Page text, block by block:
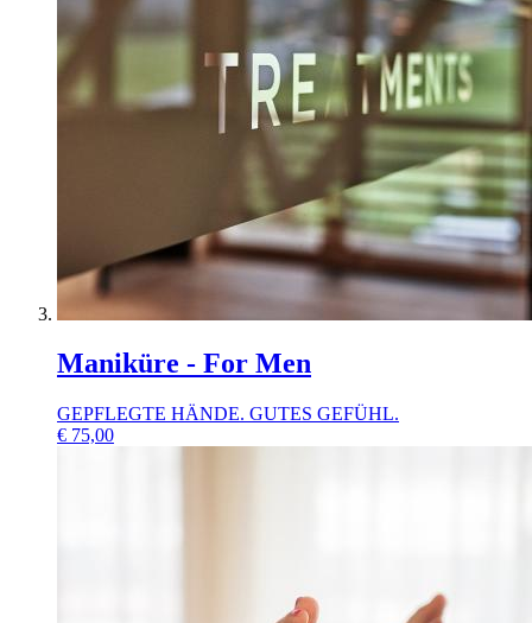
Maniküre - For Men
GEPFLEGTE HÄNDE. GUTES GEFÜHL.
€ 75,00